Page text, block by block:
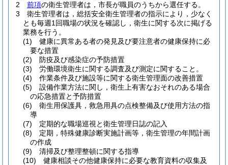
2
前項の衛生管理者は，市長が職員のうちから選任する。
3
衛生管理者は，総括安全衛生管理者の指示により，少なく
とも毎週1回職場の状況を確認し，衛生に関する次に掲げる
業務を行う。
(1)
健康に異常ある者の発見及び要注意者の健康保持に必
要な措置
(2)
防疫及び感染症の予防措置
(3)
労働環境衛生に関する調査及び測定に関すること。
(4)
作業条件及び施設等に関する衛生管理面の改善措置
(5)
設備作業方法に関し，衛生上有害なおそれのある場合
の応急措置と予防措置
(6)
衛生用保護具，救急用具の点検整備及び使用方法の指
導
(7)
定期的な職場巡視と衛生管理日誌の記入
(8)
定期，特殊健康診断実施計画等，衛生管理の年間計画
の作成
(9)
清掃及び整理整頓に関する指導
(10)
健康相談その他健康保持に必要な教育資料の収集及